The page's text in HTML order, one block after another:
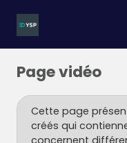
Page vidéo
Cette page
créés qui
concernent